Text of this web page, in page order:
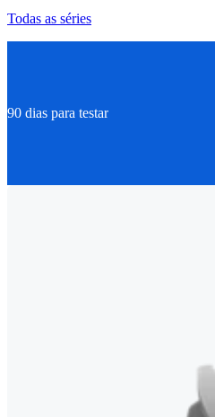
Todas as séries
90 dias para testar